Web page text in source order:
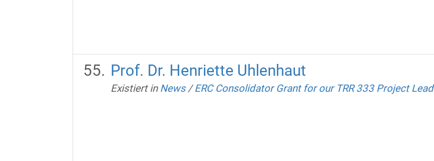
Prof. Dr. Henriette Uhlenhaut
Existiert in News /ERC Consolidator Grant for our TRR 333 Project